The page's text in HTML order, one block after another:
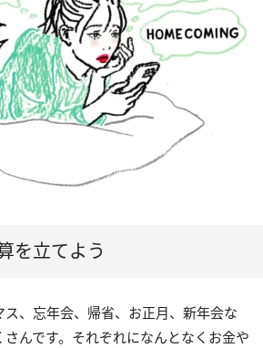
を立てよう
、忘年会、帰省、お正月、新年会な
んです。それぞれになんとなくお金や